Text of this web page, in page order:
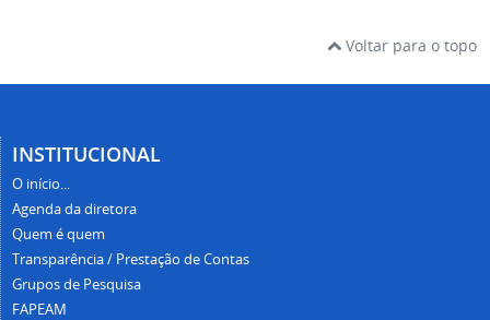
Voltar para o topo
INSTITUCIONAL
O início...
Agenda da diretora
Quem é quem
Transparência / Prestação de Contas
Grupos de Pesquisa
FAPEAM